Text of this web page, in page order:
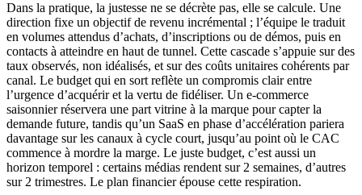
Dans la pratique, la justesse ne se décrète pas, elle se calcule. Une
direction fixe un objectif de revenu incrémental ; l’équipe le traduit
en volumes attendus d’achats, d’inscriptions ou de démos, puis en
contacts à atteindre en haut de tunnel. Cette cascade s’appuie sur des
taux observés, non idéalisés, et sur des coûts unitaires cohérents par
canal. Le budget qui en sort reflète un compromis clair entre
l’urgence d’acquérir et la vertu de fidéliser. Un e-commerce
saisonnier réservera une part vitrine à la marque pour capter la
demande future, tandis qu’un SaaS en phase d’accélération pariera
davantage sur les canaux à cycle court, jusqu’au point où le CAC
commence à mordre la marge. Le juste budget, c’est aussi un
horizon temporel : certains médias rendent sur 2 semaines, d’autres
sur 2 trimestres. Le plan financier épouse cette respiration.